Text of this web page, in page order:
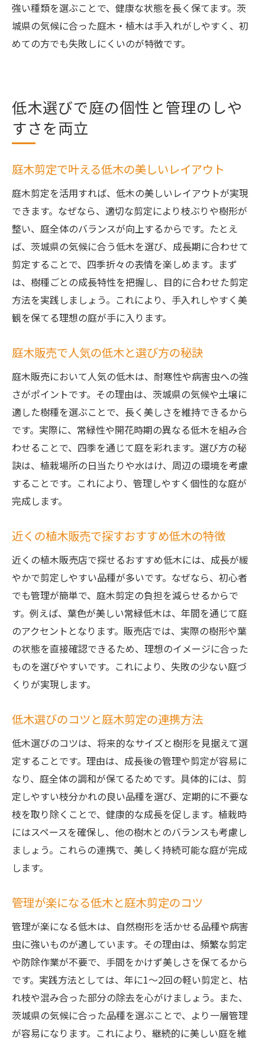
強い種類を選ぶことで、健康な状態を長く保てます。茨
城県の気候に合った庭木・植木は手入れがしやすく、初
めての方でも失敗しにくいのが特徴です。
低木選びで庭の個性と管理のしや
すさを両立
庭木剪定で叶える低木の美しいレイアウト
庭木剪定を活用すれば、低木の美しいレイアウトが実現
できます。なぜなら、適切な剪定により枝ぶりや樹形が
整い、庭全体のバランスが向上するからです。たとえ
ば、茨城県の気候に合う低木を選び、成長期に合わせて
剪定することで、四季折々の表情を楽しめます。まず
は、樹種ごとの成長特性を把握し、目的に合わせた剪定
方法を実践しましょう。これにより、手入れしやすく美
観を保てる理想の庭が手に入ります。
庭木販売で人気の低木と選び方の秘訣
庭木販売において人気の低木は、耐寒性や病害虫への強
さがポイントです。その理由は、茨城県の気候や土壌に
適した樹種を選ぶことで、長く美しさを維持できるから
です。実際に、常緑性や開花時期の異なる低木を組み合
わせることで、四季を通じて庭を彩れます。選び方の秘
訣は、植栽場所の日当たりや水はけ、周辺の環境を考慮
することです。これにより、管理しやすく個性的な庭が
完成します。
近くの植木販売で探すおすすめ低木の特徴
近くの植木販売店で探せるおすすめ低木には、成長が緩
やかで剪定しやすい品種が多いです。なぜなら、初心者
でも管理が簡単で、庭木剪定の負担を減らせるからで
す。例えば、葉色が美しい常緑低木は、年間を通じて庭
のアクセントとなります。販売店では、実際の樹形や葉
の状態を直接確認できるため、理想のイメージに合った
ものを選びやすいです。これにより、失敗の少ない庭づ
くりが実現します。
低木選びのコツと庭木剪定の連携方法
低木選びのコツは、将来的なサイズと樹形を見据えて選
定することです。理由は、成長後の管理や剪定が容易に
なり、庭全体の調和が保てるためです。具体的には、剪
定しやすい枝分かれの良い品種を選び、定期的に不要な
枝を取り除くことで、健康的な成長を促します。植栽時
にはスペースを確保し、他の樹木とのバランスも考慮し
ましょう。これらの連携で、美しく持続可能な庭が完成
します。
管理が楽になる低木と庭木剪定のコツ
管理が楽になる低木は、自然樹形を活かせる品種や病害
虫に強いものが適しています。その理由は、頻繁な剪定
や防除作業が不要で、手間をかけず美しさを保てるから
です。実践方法としては、年に1～2回の軽い剪定と、枯
れ枝や混み合った部分の除去を心がけましょう。また、
茨城県の気候に合った品種を選ぶことで、より一層管理
が容易になります。これにより、継続的に美しい庭を維